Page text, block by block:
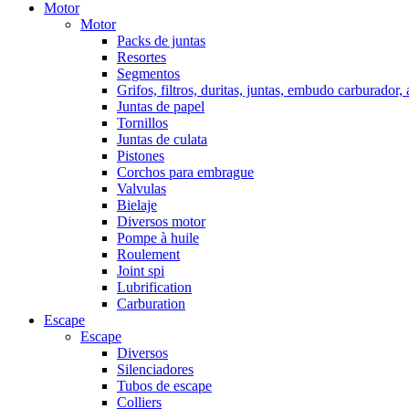
Motor
Motor
Packs de juntas
Resortes
Segmentos
Grifos, filtros, duritas, juntas, embudo carburador,
Juntas de papel
Tornillos
Juntas de culata
Pistones
Corchos para embrague
Valvulas
Bielaje
Diversos motor
Pompe à huile
Roulement
Joint spi
Lubrification
Carburation
Escape
Escape
Diversos
Silenciadores
Tubos de escape
Colliers